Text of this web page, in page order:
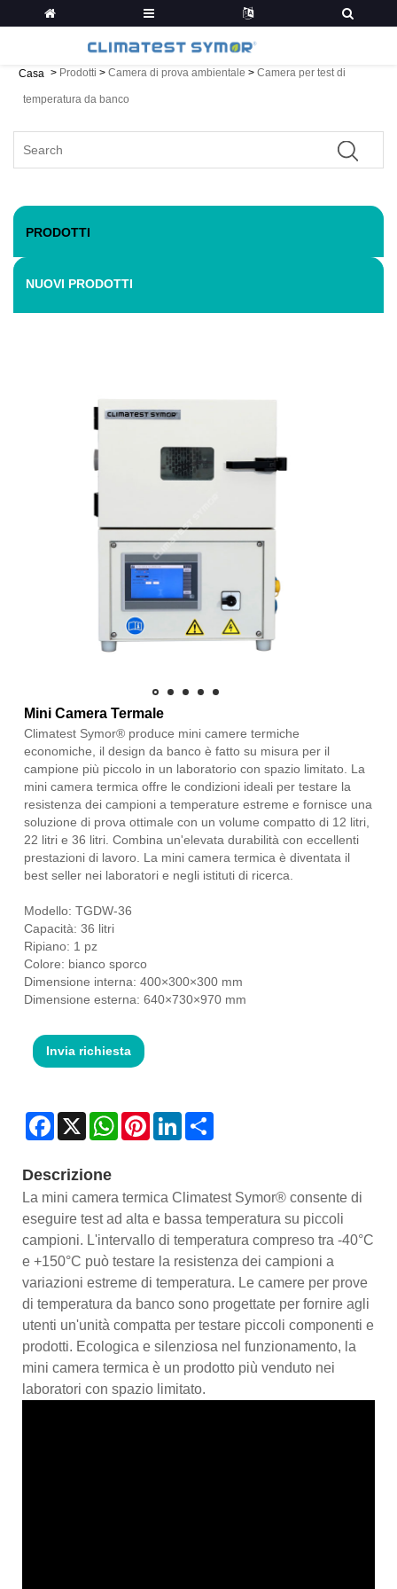
Casa > Prodotti > Camera di prova ambientale > Camera per test di
temperatura da banco
PRODOTTI
NUOVI PRODOTTI
Mini Camera Termale
Climatest Symor® produce mini camere termiche
economiche, il design da banco è fatto su misura per il
campione più piccolo in un laboratorio con spazio limitato. La
mini camera termica offre le condizioni ideali per testare la
resistenza dei campioni a temperature estreme e fornisce una
soluzione di prova ottimale con un volume compatto di 12 litri,
22 litri e 36 litri. Combina un'elevata durabilità con eccellenti
prestazioni di lavoro. La mini camera termica è diventata il
best seller nei laboratori e negli istituti di ricerca.
Modello: TGDW-36
Capacità: 36 litri
Ripiano: 1 pz
Colore: bianco sporco
Dimensione interna: 400×300×300 mm
Dimensione esterna: 640×730×970 mm
Invia richiesta
Facebook
X WhatsAppPinterestLinkedIn
Descrizione
La mini camera termica Climatest Symor® consente di
eseguire test ad alta e bassa temperatura su piccoli
campioni. L'intervallo di temperatura compreso tra -40°C
e +150°C può testare la resistenza dei campioni a
variazioni estreme di temperatura. Le camere per prove
di temperatura da banco sono progettate per fornire agli
utenti un'unità compatta per testare piccoli componenti e
prodotti. Ecologica e silenziosa nel funzionamento, la
mini camera termica è un prodotto più venduto nei
laboratori con spazio limitato.